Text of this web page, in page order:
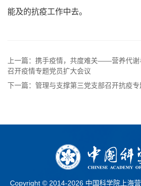
能及的抗疫工作中去。
上一篇：携手疫情，共度难关——营养代
召开疫情专题党员扩大会议
下一篇：管理与支撑第三党支部召开抗疫
Copyright © 2014-2026 中国科学院上海